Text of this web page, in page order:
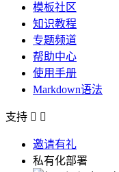
模板社区
知识教程
专题频道
帮助中心
使用手册
Markdown语法
支持  
邀请有礼
私有化部署